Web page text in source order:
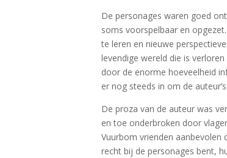
De personages waren goed
soms voorspelbaar en
te leren en nieuwe
levendige wereld die is
door de enorme hoeveelheid
er nog steeds in om de
De proza van de auteur was
en toe onderbroken door
Vuurbom vrienden
recht bij de personages bent,